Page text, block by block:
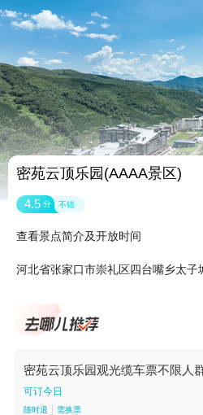
密苑云顶乐园(AAAA景区)
4.5 分 不错
查看景点简介及开放时间
河北省张家口市崇礼区四台嘴乡太子
密苑云顶乐园观光缆车票不限人
可订今日
随时退 需换票
